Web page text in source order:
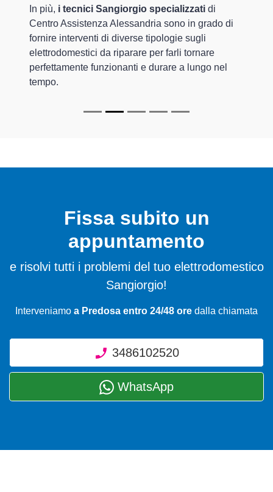
In più, i tecnici Sangiorgio specializzati di
Centro Assistenza Alessandria sono in grado di
fornire interventi di diverse tipologie sugli
elettrodomestici da riparare per farli tornare
perfettamente funzionanti e durare a lungo nel
tempo.
Fissa subito un
appuntamento
e risolvi tutti i problemi del tuo elettrodomestico
Sangiorgio!
Interveniamo a Predosa entro 24/48 ore dalla chiamata
3486102520
WhatsApp